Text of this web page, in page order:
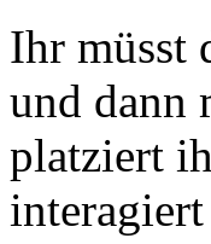
Ihr müsst
und dann
platziert